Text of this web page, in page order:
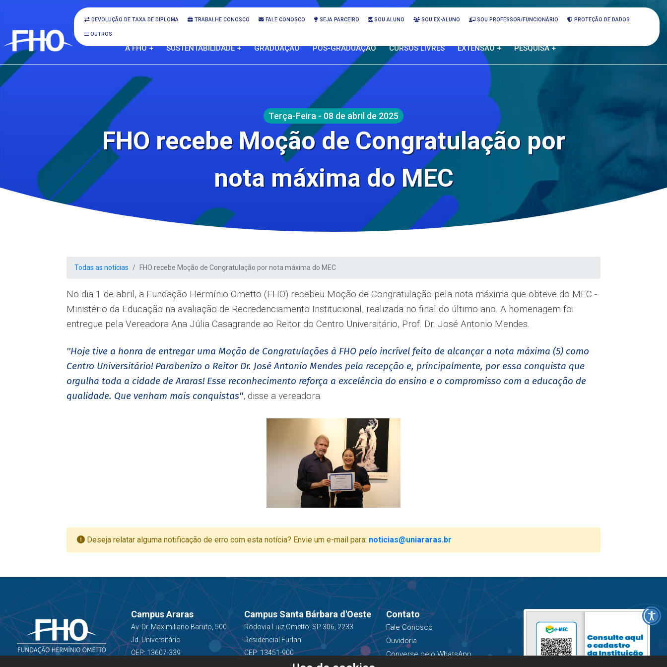
DEVOLUÇÃO DE TAXA DE DIPLOMA TRABALHE CONOSCO FALE CONOSCO SEJA PARCEIRO SOU ALUNO SOU EX-ALUNO SOU PROFESSOR/FUNCIONÁRIO PROTEÇÃO DE DADOS
OUTROS
A FHO + SUSTENTABILIDADE + GRADUAÇÃO PÓS-GRADUAÇÃO CURSOS LIVRES EXTENSÃO + PESQUISA +
Terça-Feira - 08 de abril de 2025
FHO recebe Moção de Congratulação por
nota máxima do MEC
Todas as notícias FHO recebe Moção de Congratulação por nota máxima do MEC
No dia 1 de abril, a Fundação Hermínio Ometto (FHO) recebeu Moção de Congratulação pela nota máxima que obteve do MEC -
Ministério da Educação na avaliação de Recredenciamento Institucional, realizada no final do último ano. A homenagem foi
entregue pela Vereadora Ana Júlia Casagrande ao Reitor do Centro Universitário, Prof. Dr. José Antonio Mendes.
''Hoje tive a honra de entregar uma Moção de Congratulações à FHO pelo incrível feito de alcançar a nota máxima (5) como
Centro Universitário! Parabenizo o Reitor Dr. José Antonio Mendes pela recepção e, principalmente, por essa conquista que
orgulha toda a cidade de Araras! Esse reconhecimento reforça a excelência do ensino e o compromisso com a educação de
qualidade. Que venham mais conquistas'', disse a vereadora.
Deseja relatar alguma notificação de erro com esta notícia? Envie um e-mail para: noticias@uniararas.br
Campus Araras
Av. Dr. Maximiliano Baruto, 500
Jd. Universitário
CEP: 13607-339
Campus Santa Bárbara d'Oeste
Rodovia Luiz Ometto, SP 306, 2233
Residencial Furlan
CEP: 13451-900
Contato
Fale Conosco
Ouvidoria
Converse pelo WhatsApp